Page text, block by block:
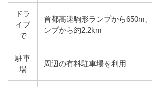
ドラ
イブ
で
首都高速駒形ランプから650m
ンプから約2.2km
駐車
場
周辺の有料駐車場を利用